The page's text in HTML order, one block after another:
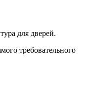
для дверей.
требовательного